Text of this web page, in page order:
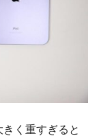
く重すぎると